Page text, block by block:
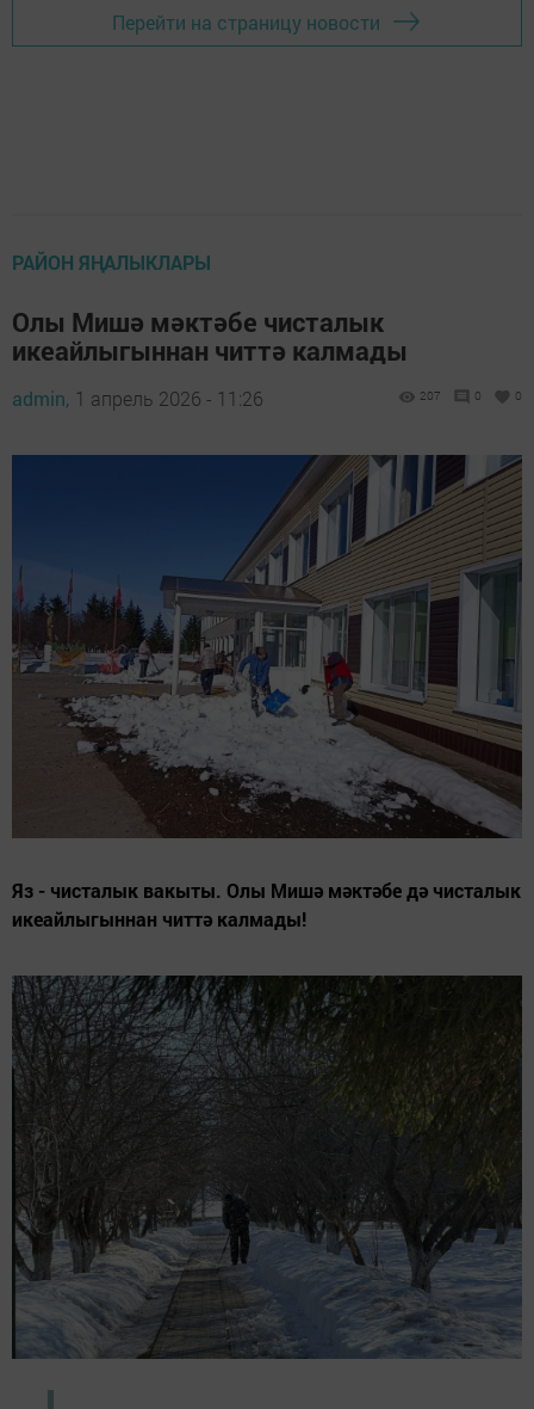
Перейти на страницу новости
РАЙОН ЯҢАЛЫКЛАРЫ
Олы Мишә мәктәбе чисталык
икеайлыгыннан читтә калмады
admin, 1 апрель 2026 - 11:26 207 0 0
Яз - чисталык вакыты. Олы Мишә мәктәбе дә чисталык
икеайлыгыннан читтә калмады!